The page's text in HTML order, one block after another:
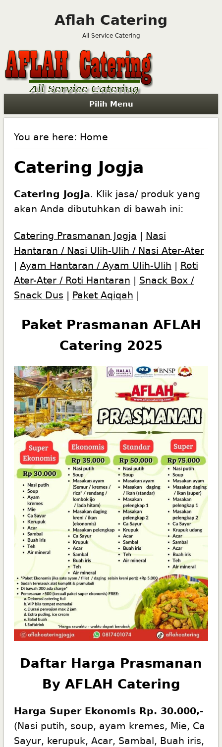
Aflah Catering
All Service Catering
Pilih Menu
You are here: Home
Catering Jogja
Catering Jogja. Klik jasa/ produk yang
akan Anda dibutuhkan di bawah ini:
Catering Prasmanan Jogja | Nasi
Hantaran / Nasi Ulih-Ulih / Nasi Ater-Ater
| Ayam Hantaran / Ayam Ulih-Ulih | Roti
Ater-Ater / Roti Hantaran | Snack Box /
Snack Dus | Paket Aqiqah |
Paket Prasmanan AFLAH
Catering 2025
Daftar Harga Prasmanan
By AFLAH Catering
Harga Super Ekonomis Rp. 30.000,-
(Nasi putih, soup, ayam kremes, Mie, Ca
Sayur, kerupuk, Acar, Sambal, Buah iris,